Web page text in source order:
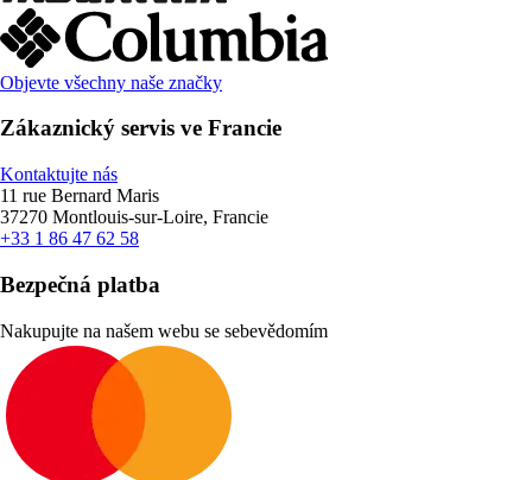
Objevte všechny naše značky
Zákaznický servis ve Francie
Kontaktujte nás
11 rue Bernard Maris
37270 Montlouis-sur-Loire, Francie
+33 1 86 47 62 58
Bezpečná platba
Nakupujte na našem webu se sebevědomím